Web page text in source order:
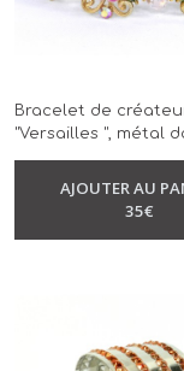
Bracelet de
"Versailles ", métal
fleurs rose, cristal
swarovski, sur
modèle unique,
AJOUTER AU
35€